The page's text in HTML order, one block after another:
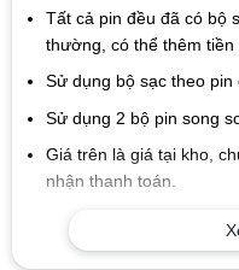
Tất cả pin đều đã có bộ
thường, có thể thêm
Sử dụng bộ sạc theo
Sử dụng 2 bộ pin song
Giá trên là giá tại kho,
nhận thanh toán.